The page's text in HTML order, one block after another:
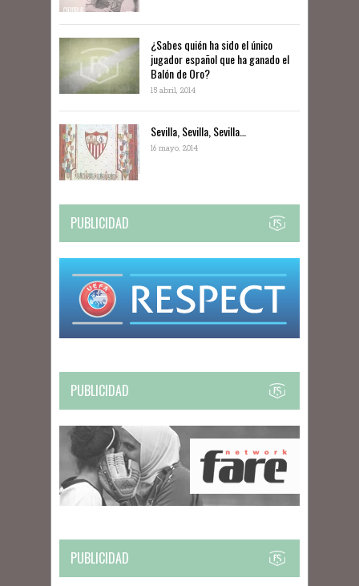
¿Sabes quién ha sido el único
jugador español que ha ganado el
Balón de Oro?
15 abril, 2014
Sevilla, Sevilla, Sevilla…
16 mayo, 2014
PUBLICIDAD
PUBLICIDAD
PUBLICIDAD